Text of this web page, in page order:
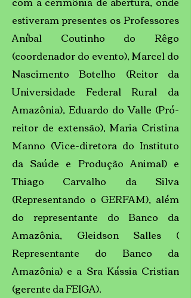
estiveram presentes os Professores
Aníbal Coutinho do Rêgo
(coordenador do evento), Marcel do
Nascimento Botelho (Reitor da
Universidade Federal Rural da
Amazônia), Eduardo do Valle (Pró-
reitor de extensão), Maria Cristina
Manno (Vice-diretora do Instituto
da Saúde e Produção Animal) e
Thiago Carvalho da Silva
(Representando o GERFAM), além
do representante do Banco da
Amazônia, Gleidson Salles (
Representante do Banco da
Amazônia) e a Sra Kássia Cristian
(gerente da FEIGA).